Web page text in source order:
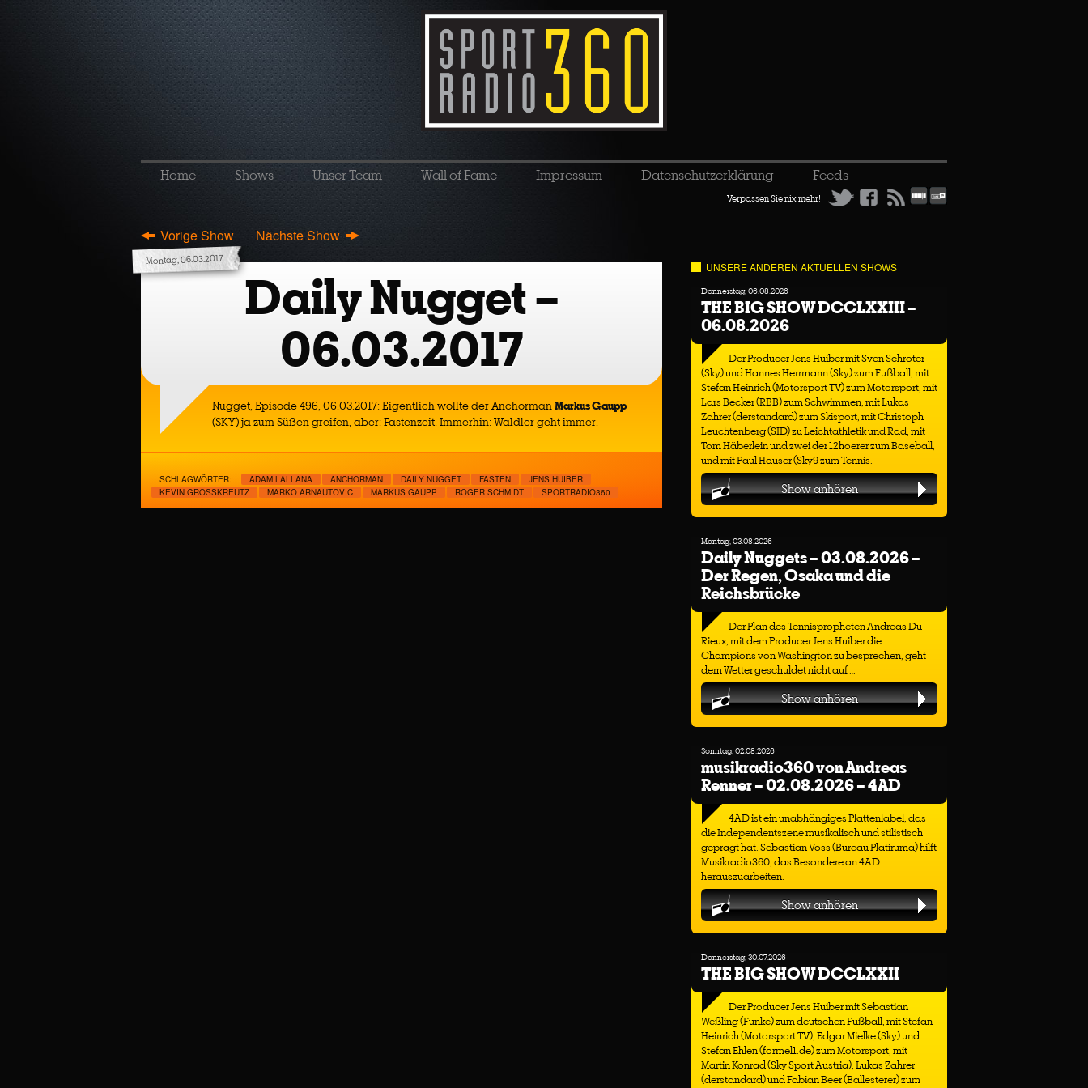
Home Shows Unser Team Wall of Fame Impressum Datenschutzerklärung Feeds
Verpassen Sie nix mehr!
Vorige Show Nächste Show
Montag, 06.03.2017
Daily Nugget –
06.03.2017
Nugget, Episode 496, 06.03.2017: Eigentlich wollte der AnchormanMarkus Gaupp
(SKY) ja zum Süßen greifen, aber: Fastenzeit. Immerhin: Waldler geht immer.
SCHLAGWÖRTER: ADAM LALLANA ANCHORMAN DAILY NUGGET FASTEN
JENS HUIBER
KEVIN GROSSKREUTZ
MARKO ARNAUTOVIC MARKUS GAUPP ROGER SCHMIDT SPORTRADIO360
UNSERE ANDEREN AKTUELLEN SHOWS
Donnerstag, 06.08.2026
THE BIG SHOW DCCLXXIII –
06.08.2026
Der Producer Jens Huiber mit Sven Schröter
(Sky) und Hannes Herrmann (Sky) zum Fußball, mit
Stefan Heinrich (Motorsport TV) zum Motorsport, mit
Lars Becker (RBB) zum Schwimmen, mit Lukas
Zahrer (derstandard) zum Skisport, mit Christoph
Leuchtenberg (SID) zu Leichtathletik und Rad, mit
Tom Häberlein und zwei der 12hoerer zum Baseball,
und mit Paul Häuser (Sky9 zum Tennis.
Show anhören
Montag, 03.08.2026
Daily Nuggets – 03.08.2026 –
Der Regen, Osaka und die
Reichsbrücke
Der Plan des Tennispropheten Andreas Du-
Rieux, mit dem Producer Jens Huiber die
Champions von Washington zu besprechen, geht
dem Wetter geschuldet nicht auf …
Show anhören
Sonntag, 02.08.2026
musikradio360 von Andreas
Renner – 02.08.2026 – 4AD
4AD ist ein unabhängiges Plattenlabel, das
die Independentszene musikalisch und stilistisch
geprägt hat. Sebastian Voss (Bureau Platiruma) hilft
Musikradio360, das Besondere an 4AD
herauszuarbeiten.
Show anhören
Donnerstag, 30.07.2026
THE BIG SHOW DCCLXXII
Der Producer Jens Huiber mit Sebastian
Weßling (Funke) zum deutschen Fußball, mit Stefan
Heinrich (Motorsport TV), Edgar Mielke (Sky) und
Stefan Ehlen (formel1.de) zum Motorsport, mit
Martin Konrad (Sky Sport Austria), Lukas Zahrer
(derstandard) und Fabian Beer (Ballesterer) zum